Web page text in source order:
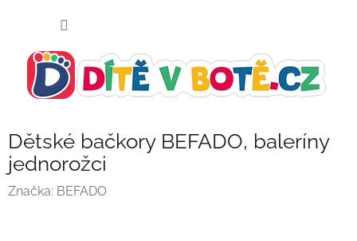
Dětské bačkory BEFADO, baleríny
jednorožci
Značka: BEFADO